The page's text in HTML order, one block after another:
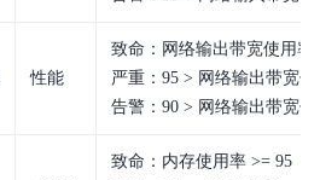
性能
致命：网络输出带宽使用率
严重：95 > 网络输出带宽
告警：90 > 网络输出带宽使
致命：内存使用率 >= 95